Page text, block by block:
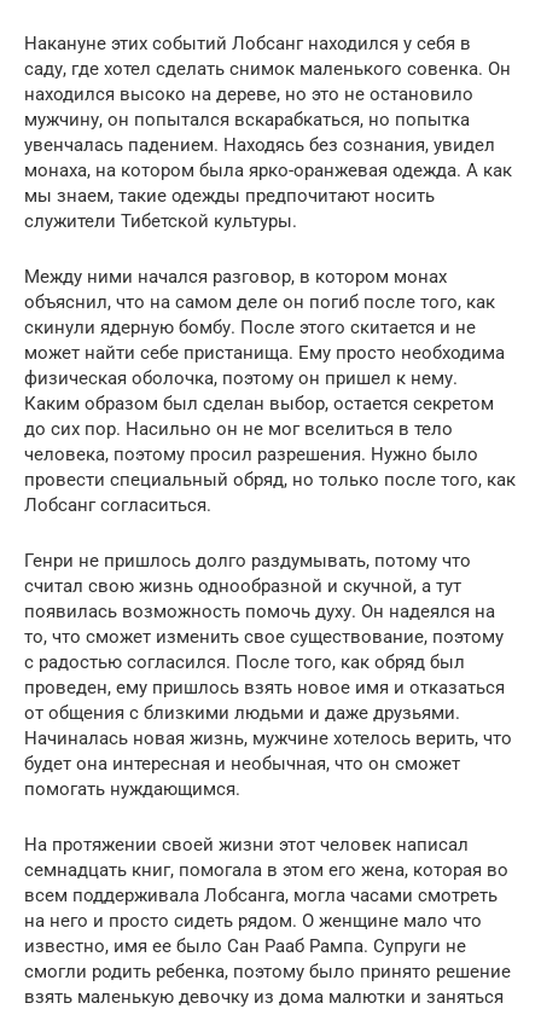
Накануне этих событий Лобсанг находился у себя в
саду, где хотел сделать снимок маленького совенка. Он
находился высоко на дереве, но это не остановило
мужчину, он попытался вскарабкаться, но попытка
увенчалась падением. Находясь без сознания, увидел
монаха, на котором была ярко-оранжевая одежда. А как
мы знаем, такие одежды предпочитают носить
служители Тибетской культуры.
Между ними начался разговор, в котором монах
объяснил, что на самом деле он погиб после того, как
скинули ядерную бомбу. После этого скитается и не
может найти себе пристанища. Ему просто необходима
физическая оболочка, поэтому он пришел к нему.
Каким образом был сделан выбор, остается секретом
до сих пор. Насильно он не мог вселиться в тело
человека, поэтому просил разрешения. Нужно было
провести специальный обряд, но только после того, как
Лобсанг согласиться.
Генри не пришлось долго раздумывать, потому что
считал свою жизнь однообразной и скучной, а тут
появилась возможность помочь духу. Он надеялся на
то, что сможет изменить свое существование, поэтому
с радостью согласился. После того, как обряд был
проведен, ему пришлось взять новое имя и отказаться
от общения с близкими людьми и даже друзьями.
Начиналась новая жизнь, мужчине хотелось верить, что
будет она интересная и необычная, что он сможет
помогать нуждающимся.
На протяжении своей жизни этот человек написал
семнадцать книг, помогала в этом его жена, которая во
всем поддерживала Лобсанга, могла часами смотреть
на него и просто сидеть рядом. О женщине мало что
известно, имя ее было Сан Рааб Рампа. Супруги не
смогли родить ребенка, поэтому было принято решение
взять маленькую девочку из дома малютки и заняться